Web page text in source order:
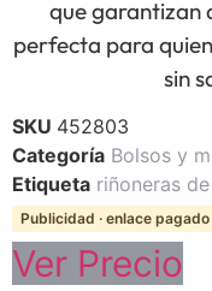
que garantizan
perfecta para
sin
SKU 452803
Categoría Bolsos y
Etiqueta riñoneras
Publicidad · enlace pagado
Ver Precio